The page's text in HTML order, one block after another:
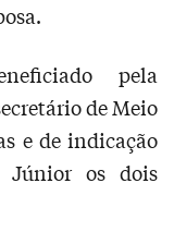
pela
de Meio
e de indicação
Júnior os dois